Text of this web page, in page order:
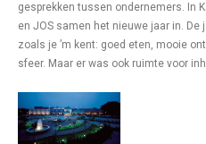
gesprekken tussen ondernemers. In
en JOS samen het nieuwe jaar in.
zoals je ’m kent: goed eten, mooie
sfeer. Maar er was ook ruimte voor